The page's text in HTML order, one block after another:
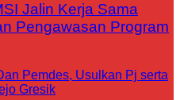
Jalin Kerja Sama
Pengawasan Program